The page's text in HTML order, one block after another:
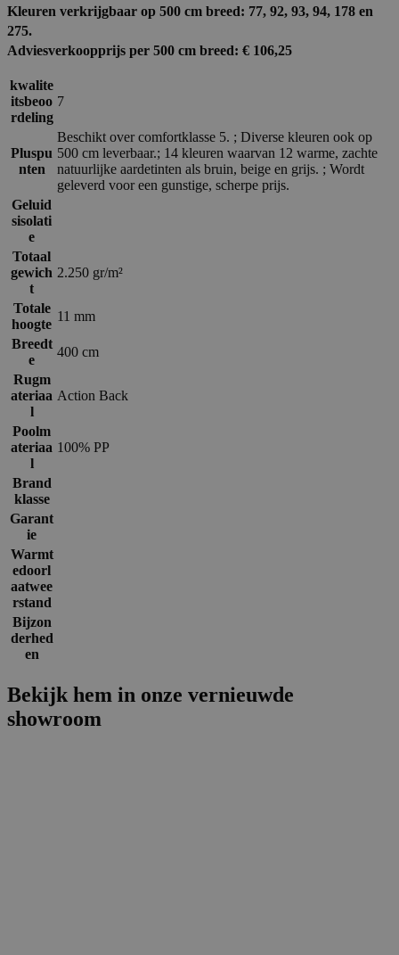
Kleuren verkrijgbaar op 500 cm breed: 77, 92, 93, 94, 178 en
275.
Adviesverkoopprijs per 500 cm breed: € 106,25
kwalite
itsbeoo
rdeling
7
Pluspu
nten
Beschikt over comfortklasse 5. ; Diverse kleuren ook op
500 cm leverbaar.; 14 kleuren waarvan 12 warme, zachte
natuurlijke aardetinten als bruin, beige en grijs. ; Wordt
geleverd voor een gunstige, scherpe prijs.
Geluid
sisolati
e
Totaal
gewich
t
2.250 gr/m²
Totale
hoogte
11 mm
Breedt
e
400 cm
Rugm
ateriaa
l
Action Back
Poolm
ateriaa
l
100% PP
Brand
klasse
Garant
ie
Warmt
edoorl
aatwee
rstand
Bijzon
derhed
en
Bekijk hem in onze vernieuwde
showroom